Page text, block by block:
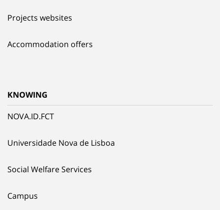
Projects websites
Accommodation offers
KNOWING
NOVA.ID.FCT
Universidade Nova de Lisboa
Social Welfare Services
Campus